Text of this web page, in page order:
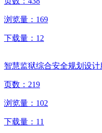
浏览量： 169
下载量： 12
智慧监狱综合安全规划设计
页数： 219
浏览量： 102
下载量： 11